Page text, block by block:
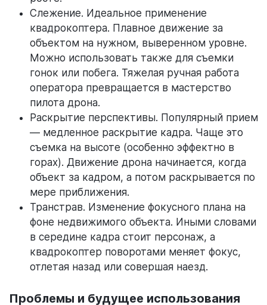
Слежение. Идеальное применение
квадрокоптера. Плавное движение за
объектом на нужном, выверенном уровне.
Можно использовать также для съемки
гонок или побега. Тяжелая ручная работа
оператора превращается в мастерство
пилота дрона.
Раскрытие перспективы. Популярный прием
— медленное раскрытие кадра. Чаще это
съемка на высоте (особенно эффектно в
горах). Движение дрона начинается, когда
объект за кадром, а потом раскрывается по
мере приближения.
Транстрав. Изменение фокусного плана на
фоне недвижимого объекта. Иными словами
в середине кадра стоит персонаж, а
квадрокоптер поворотами меняет фокус,
отлетая назад или совершая наезд.
Проблемы и будущее использования